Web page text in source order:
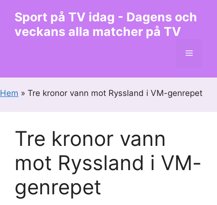
innehåll
Sport på TV idag - Dagens och
veckans alla matcher på TV
Meny
Hem » Tre kronor vann mot Ryssland i VM-genrepet
Tre kronor vann
mot Ryssland i VM-
genrepet